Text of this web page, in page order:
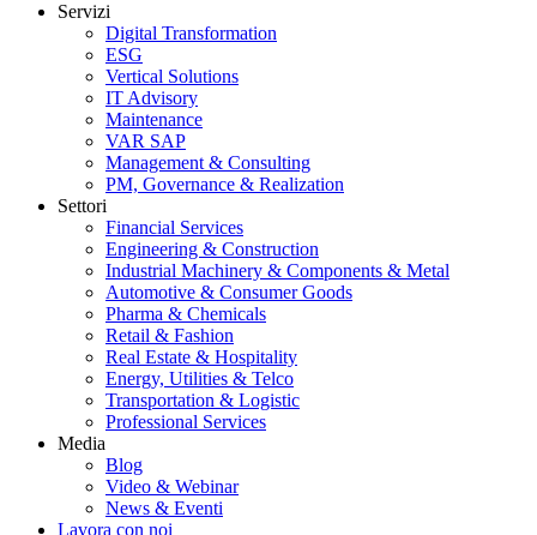
Servizi
Digital Transformation
ESG
Vertical Solutions
IT Advisory
Maintenance
VAR SAP
Management & Consulting
PM, Governance & Realization
Settori
Financial Services
Engineering & Construction
Industrial Machinery & Components & Metal
Automotive & Consumer Goods
Pharma & Chemicals
Retail & Fashion
Real Estate & Hospitality
Energy, Utilities & Telco
Transportation & Logistic
Professional Services
Media
Blog
Video & Webinar
News & Eventi
Lavora con noi